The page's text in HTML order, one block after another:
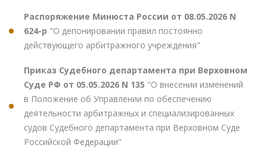
Распоряжение Минюста России от 08.05.2026 N
624-р "О депонировании правил постоянно
действующего арбитражного учреждения"
Приказ Судебного департамента при Верховном
Суде РФ от 05.05.2026 N 135 "О внесении изменений
в Положение об Управлении по обеспечению
деятельности арбитражных и специализированных
судов Судебного департамента при Верховном Суде
Российской Федерации"